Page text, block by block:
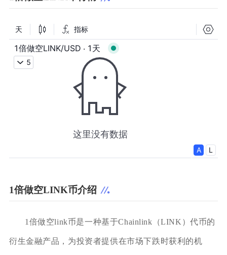
1倍做空LINK币介绍
1倍做空link币是一种基于Chainlink（LINK）代币的
衍生金融产品，为投资者提供在市场下跌时获利的机